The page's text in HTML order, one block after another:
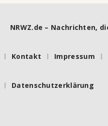
NRWZ.de – Nachrichten,
Kontakt Impressum
Datenschutzerklärung